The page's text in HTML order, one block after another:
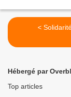
<
Hébergé par
Top articles